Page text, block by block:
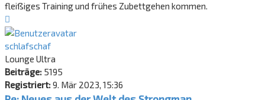
fleißiges Training und frühes Zubettgehen kommen.
oben
schlafschaf
Lounge Ultra
Beiträge: 5195
Registriert:9. Mär 2023, 15:36